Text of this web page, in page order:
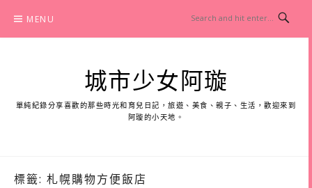
content
MENU
城市少女阿璇
單純紀錄分享喜歡的那些時光和育兒日記，旅遊、美食、親子、生活，歡迎來到
阿璇的小天地。
標籤: 札幌購物方便飯店